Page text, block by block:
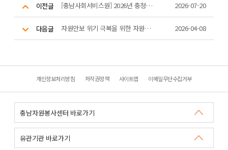
이전글 [충남사회서비스원] 2026년 충청남도 청소년자원봉사대회 2026-07-20
다음글 자원안보 위기 극복을 위한 자원봉사 비상대응 '에너지 절약 캠페인' 2026-04-08
개인정보처리방침 저작권정책 사이트맵 이메일무단수집거부